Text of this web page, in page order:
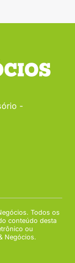
-
Todos os
conteúdo desta
ou
Negócios.